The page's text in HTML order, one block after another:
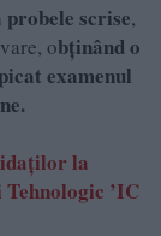
scrise,
obținând o
examenul
la
’IC